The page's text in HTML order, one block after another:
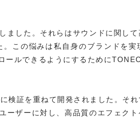
した。それらはサウンドに関して
この悩みは私自身のブランドを実
ールできるようにするために
検証を重ねて開発されました。そ
ーザーに対し、高品質のエフェク